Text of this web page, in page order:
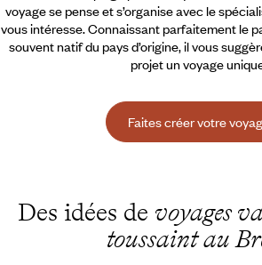
voyage se pense et s’organise avec le
vous intéresse. Connaissant parfaitement le
souvent natif du pays d’origine, il vous
projet un voyage
Faites créer votre
Des idées de voyages
toussaint au